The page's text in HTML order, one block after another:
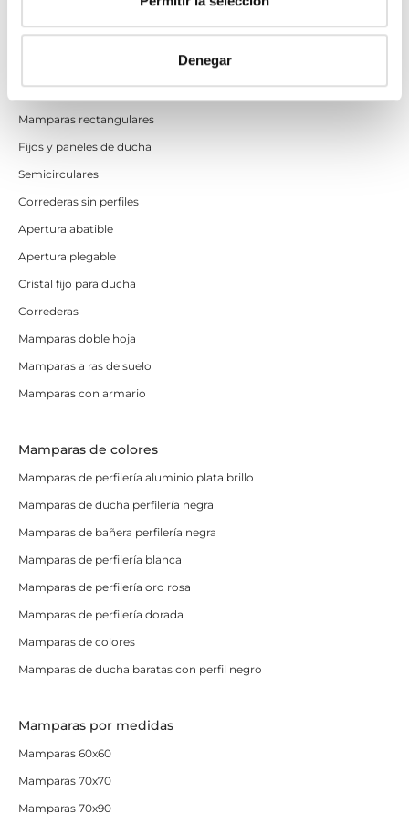
Denegar
Mamparas de ducha
Mamparas rectangulares
Fijos y paneles de ducha
Semicirculares
Correderas sin perfiles
Apertura abatible
Apertura plegable
Cristal fijo para ducha
Correderas
Mamparas doble hoja
Mamparas a ras de suelo
Mamparas con armario
Mamparas de colores
Mamparas de perfilería aluminio plata brillo
Mamparas de ducha perfilería negra
Mamparas de bañera perfilería negra
Mamparas de perfilería blanca
Mamparas de perfilería oro rosa
Mamparas de perfilería dorada
Mamparas de colores
Mamparas de ducha baratas con perfil negro
Mamparas por medidas
Mamparas 60x60
Mamparas 70x70
Mamparas 70x90